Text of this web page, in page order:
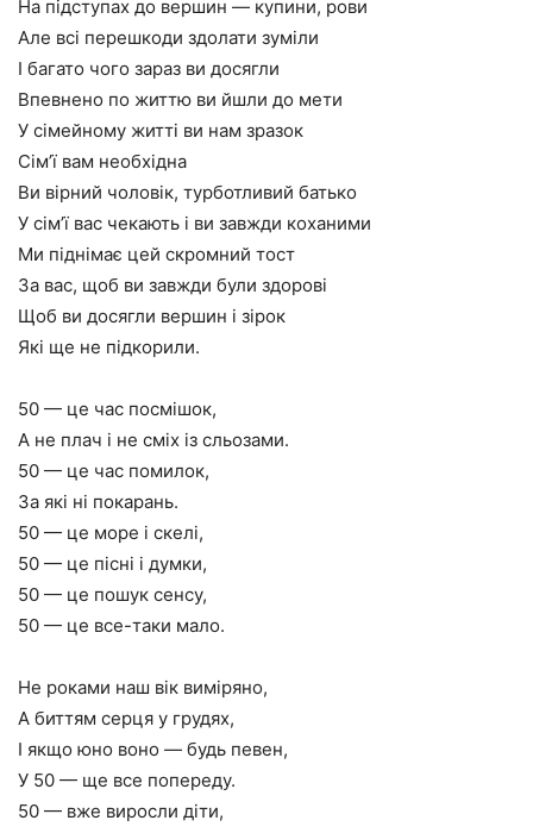
На підступах до вершин — купини, рови
Але всі перешкоди здолати зуміли
І багато чого зараз ви досягли
Впевнено по життю ви йшли до мети
У сімейному житті ви нам зразок
Сім’ї вам необхідна
Ви вірний чоловік, турботливий батько
У сім’ї вас чекають і ви завжди коханими
Ми піднімає цей скромний тост
За вас, щоб ви завжди були здорові
Щоб ви досягли вершин і зірок
Які ще не підкорили.
50 — це час посмішок,
А не плач і не сміх із сльозами.
50 — це час помилок,
За які ні покарань.
50 — це море і скелі,
50 — це пісні і думки,
50 — це пошук сенсу,
50 — це все-таки мало.
Не роками наш вік виміряно,
А биттям серця у грудях,
І якщо юно воно — будь певен,
У 50 — ще все попереду.
50 — вже виросли діти,